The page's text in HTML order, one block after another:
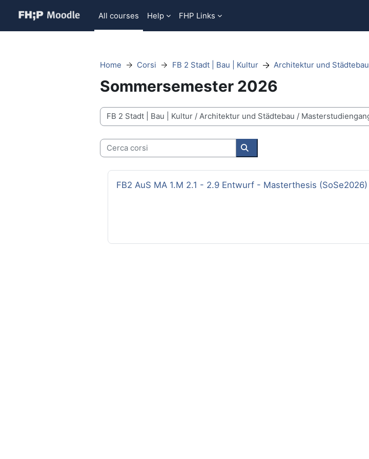
All courses
Help FHP Links
Home Corsi FB 2 Stadt | Bau | Kultur Architektur und Städtebau
Sommersemester 2026
Categorie di corso
Cerca corsi
Cerca corsi
Titolo del corso
FB2 AuS MA 1.M 2.1 - 2.9 Entwurf - Masterthesis (SoSe2026)